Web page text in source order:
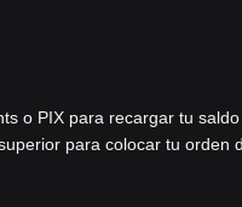
o PIX para recargar tu
para colocar tu orden